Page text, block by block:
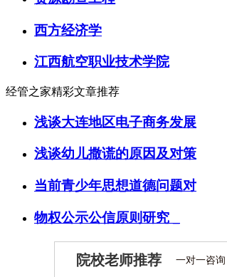
西方经济学
江西航空职业技术学院
经管之家精彩文章推荐
浅谈大连地区电子商务发展
浅谈幼儿撒谎的原因及对策
当前青少年思想道德问题对
物权公示公信原则研究 _
院校老师推荐 一对一咨